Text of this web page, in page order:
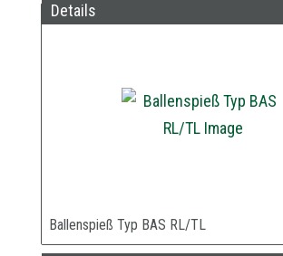
Details
Ballenspieß Typ BAS RL/TL